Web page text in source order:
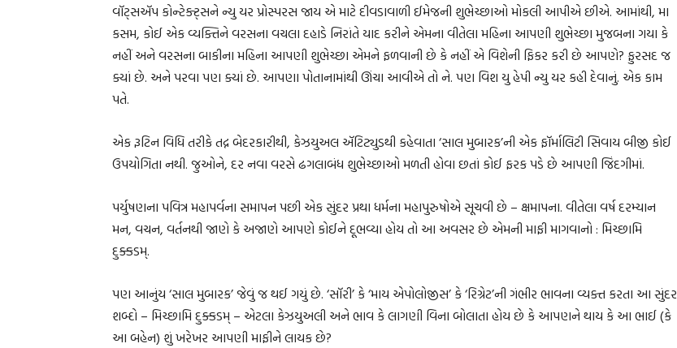
વૉટ્સઍપ કોન્ટેક્ટ્સને ન્યુ યર પ્રોસ્પરસ જાય એ માટે દીવડાવાળી ઈમેજની શુભેચ્છાઓ મોકલી આપીએ છીએ. આમાંથી, મા
કસમ, કોઈ એક વ્યક્તિને વરસના વચલા દહાડે નિરાંતે યાદ કરીને એમના વીતેલા મહિના આપણી શુભેચ્છા મુજબના ગયા કે
નહીં અને વરસના બાકીના મહિના આપણી શુભેચ્છા એમને ફળવાની છે કે નહીં એ વિશેની ફિકર કરી છે આપણે? ફુરસદ જ
ક્યાં છે. અને પરવા પણ ક્યાં છે. આપણા પોતાનામાંથી ઊંચા આવીએ તો ને. પણ વિશ યુ હેપી ન્યુ યર કહી દેવાનું. એક કામ
પતે.
એક રૂટિન વિધિ તરીકે તદ્ન બેદરકારીથી, કેઝયુઅલ ઍટિટ્યુડથી કહેવાતા ‘સાલ મુબારક’ની એક ફૉર્માલિટી સિવાય બીજી કોઈ
ઉપયોગિતા નથી. જુઓને, દર નવા વરસે ઢગલાબંધ શુભેચ્છાઓ મળતી હોવા છતાં કોઈ ફરક પડે છે આપણી જિંદગીમાં.
પર્યુષણના પવિત્ર મહાપર્વના સમાપન પછી એક સુંદર પ્રથા ધર્મના મહાપુરુષોએ સૂચવી છે – ક્ષમાપના. વીતેલા વર્ષ દરમ્યાન
મન, વચન, વર્તનથી જાણે કે અજાણે આપણે કોઈને દૂભવ્યા હોય તો આ અવસર છે એમની માફી માગવાનો : મિચ્છામિ
દુક્કડમ્.
પણ આનુંય ‘સાલ મુબારક’ જેવું જ થઈ ગયું છે. ‘સૉરી’ કે ‘માય એપોલોજીસ’ કે ‘રિગ્રેટ’ની ગંભીર ભાવના વ્યક્ત કરતા આ સુંદર
શબ્દો – મિચ્છામિ દુક્કડમ્ – એટલા કેઝયુઅલી અને ભાવ કે લાગણી વિના બોલાતા હોય છે કે આપણને થાય કે આ ભાઈ (કે
આ બહેન) શું ખરેખર આપણી માફીને લાયક છે?